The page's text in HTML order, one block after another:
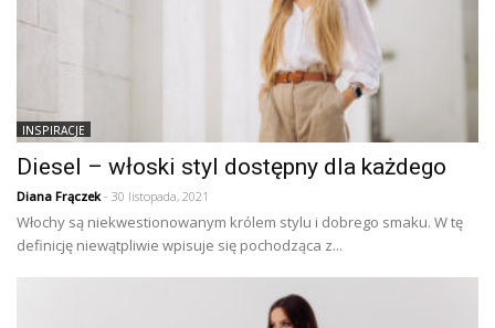
INSPIRACJE
Diesel – włoski styl dostępny dla każdego
Diana Frączek- 30 listopada, 2021
Włochy są niekwestionowanym królem stylu i dobrego smaku. W tę
definicję niewątpliwie wpisuje się pochodząca z...